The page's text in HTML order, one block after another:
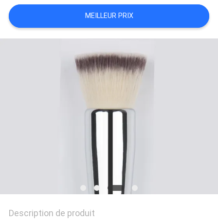
POLICY
MEILLEUR PRIX
Description de produit